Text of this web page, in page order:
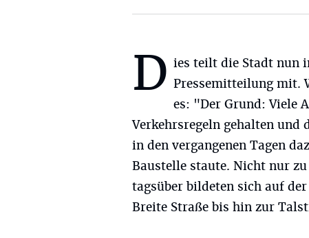
D ies teilt die Stadt nun
Pressemitteilung mit.
es: "Der Grund: Viele
Verkehrsregeln gehalten und
in den vergangenen Tagen
Baustelle staute. Nicht nur
tagsüber bildeten sich auf
Breite Straße bis hin zur